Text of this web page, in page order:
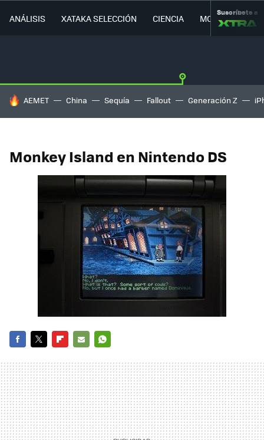
ANÁLISIS XATAKA SELECCIÓN CIENCIA MOVILIDAD
Suscríbete a
HOY SE HABLA DE
AEMET China Sequía Fallout Generación Z
Monkey Island en Nintendo DS
MAIL